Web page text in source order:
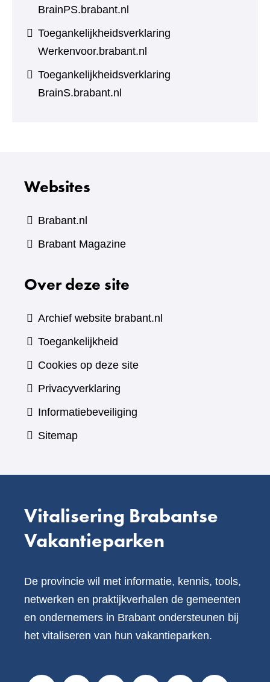
BrainPS.brabant.nl
Toegankelijkheidsverklaring
Werkenvoor.brabant.nl
Toegankelijkheidsverklaring
BrainS.brabant.nl
Websites
Brabant.nl
Brabant Magazine(verwijst
een
website)
Over deze site
Archief website brabant.nl
Toegankelijkheid
Cookies op deze site
Privacyverklaring
Informatiebeveiliging
Sitemap
Vitalisering Brabantse
Vakantieparken
De provincie wil met informatie, kennis, tools,
netwerken en praktijkverhalen de gemeenten
en ondernemers in Brabant ondersteunen bij
het vitaliseren van hun vakantieparken.